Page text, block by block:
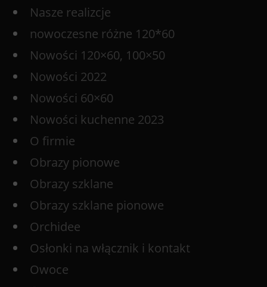
Nasze realizcje
nowoczesne różne 120*60
Nowości 120×60, 100×50
Nowości 2022
Nowości 60×60
Nowości kuchenne 2023
O firmie
Obrazy pionowe
Obrazy szklane
Obrazy szklane pionowe
Orchidee
Osłonki na włącznik i kontakt
Owoce